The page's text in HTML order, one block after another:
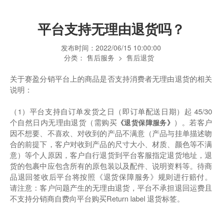
平台支持无理由退货吗？
发布时间： 2022/06/15 10:00:00
分类： 售后服务 > 售后退货
关于赛盈分销平台上的商品是否支持消费者无理由退货的相关
说明：
（1）平台支持自订单发货之日（即订单配送日期）起 45/30
个自然日内无理由退货（需购买《退货保障服务》 ）。若客户
因不想要、不喜欢、对收到的产品不满意（产品与挂单描述吻
合的前提下，客户对收到产品的尺寸大小、材质、颜色等不满
意）等个人原因，客户自行退货到平台客服指定退货地址，退
货的包裹中应包含所有的原包装以及配件、说明资料等。待商
品退回签收后平台将按照《退货保障服务》规则进行赔付。
请注意：客户问题产生的无理由退货，平台不承担退回运费且
不支持分销商自费向平台购买Return label 退货标签。